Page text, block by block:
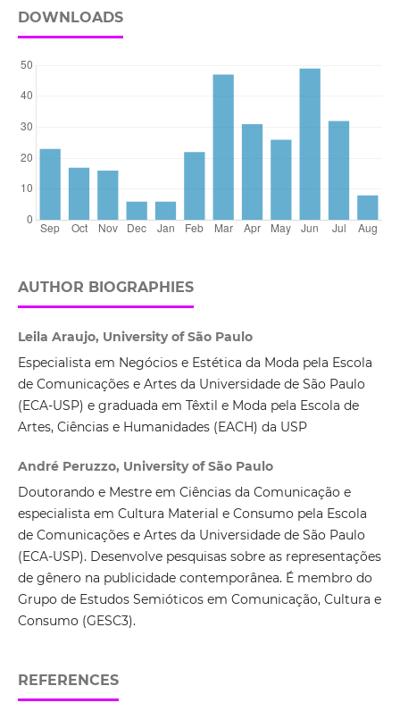
DOWNLOADS
AUTHOR BIOGRAPHIES
Leila Araujo, University of São Paulo
Especialista em Negócios e Estética da Moda pela Escola
de Comunicações e Artes da Universidade de São Paulo
(ECA-USP) e graduada em Têxtil e Moda pela Escola de
Artes, Ciências e Humanidades (EACH) da USP
André Peruzzo, University of São Paulo
Doutorando e Mestre em Ciências da Comunicação e
especialista em Cultura Material e Consumo pela Escola
de Comunicações e Artes da Universidade de São Paulo
(ECA-USP). Desenvolve pesquisas sobre as representações
de gênero na publicidade contemporânea. É membro do
Grupo de Estudos Semióticos em Comunicação, Cultura e
Consumo (GESC3).
REFERENCES